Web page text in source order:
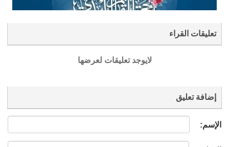
تعليقات القراء
لايوجد تعليقات لعرضها
إضافة تعليق
الإسم: